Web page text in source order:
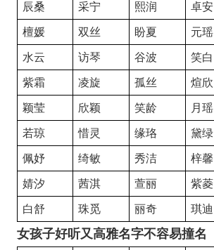
辰桑 采宁 熙润 卓安
檀媛 双丝 盼夏 元瑶
水云 访琴 谷波 笑白
紫霜 凌旋 孤丝 煊欣
颖莹 欣颖 笑龄 月瑶
若琼 惜灵 缘珞 黛绿
佩妤 绮敏 秀洁 梓馨
婧汐 茜淇 萱丽 紫菱
白舒 珠觅 丽奇 琪迪
女孩子好听又高雅名字不容易撞名